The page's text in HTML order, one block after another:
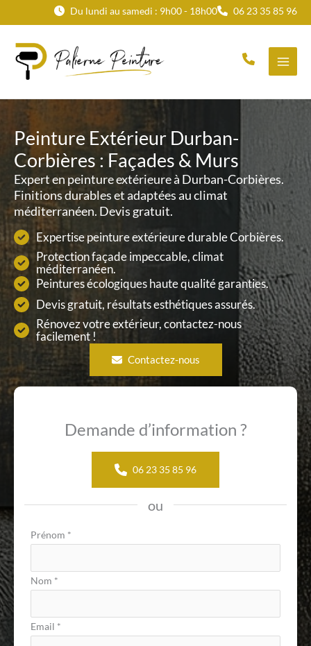
au
contenu
Du lundi au samedi : 9h00 - 18h00 06 23 35 85 96
Peinture Extérieur Durban-
Corbières : Façades & Murs
Expert en peinture extérieure à Durban-Corbières.
Finitions durables et adaptées au climat
méditerranéen. Devis gratuit.
Expertise peinture extérieure durable Corbières.
Protection façade impeccable, climat
méditerranéen.
Peintures écologiques haute qualité garanties.
Devis gratuit, résultats esthétiques assurés.
Rénovez votre extérieur, contactez-nous
facilement !
Contactez-nous
Demande d’information ?
06 23 35 85 96
ou
Formulaire
avec
téléphone
Prénom *
Nom *
Email *